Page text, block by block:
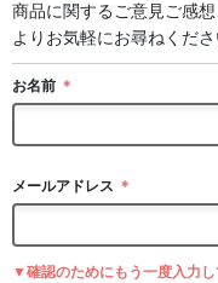
商品に関するご意見ご感
よりお気軽にお尋ねくださ
お名前 ＊
メールアドレス ＊
▼確認のためにもう一度入力し